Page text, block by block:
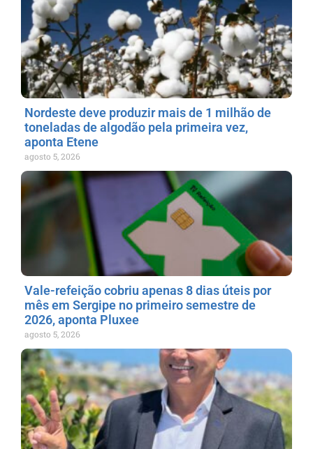
Nordeste deve produzir mais de 1 milhão de
toneladas de algodão pela primeira vez,
aponta Etene
agosto 5, 2026
Vale-refeição cobriu apenas 8 dias úteis por
mês em Sergipe no primeiro semestre de
2026, aponta Pluxee
agosto 5, 2026